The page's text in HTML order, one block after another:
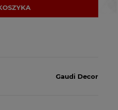
Gaudi Decor